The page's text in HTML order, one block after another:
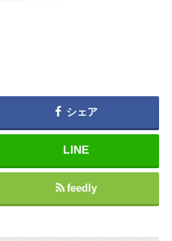
シェア
feedly